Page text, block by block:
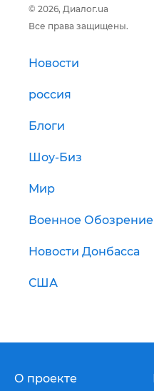
© 2026, Диалог.ua
Все права защищены.
Новости
россия
Блоги
Шоу-Биз
Мир
Военное Обозрение
Новости Донбасса
США
О проекте